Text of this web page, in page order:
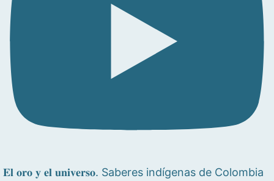
𝐄𝐥 𝐨𝐫𝐨 𝐲 𝐞𝐥 𝐮𝐧𝐢𝐯𝐞𝐫𝐬𝐨. Saberes indígenas de Colombia